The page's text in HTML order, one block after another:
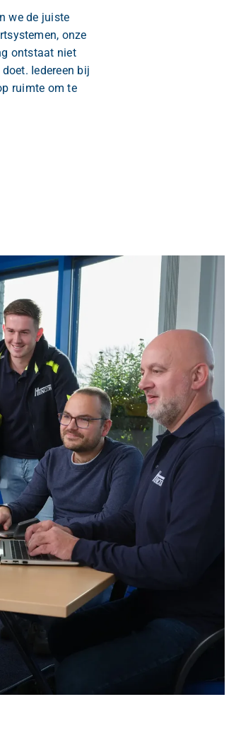
we de juiste
onze
ontstaat niet
Iedereen bij
ruimte om te